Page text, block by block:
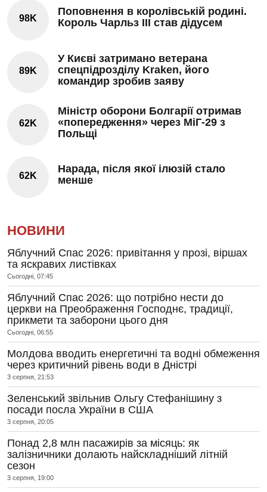
98K
Поповнення в королівській родині.
Король Чарльз III став дідусем
89K
У Києві затримано ветерана
спецпідрозділу Kraken, його
командир зробив заяву
62K
Міністр оборони Болгарії отримав
«попередження» через МіГ-29 з
Польщі
62K
Нарада, після якої ілюзій стало
менше
НОВИНИ
Яблучний Спас 2026: привітання у прозі, віршах
та яскравих листівках
Сьогодні, 07:45
Яблучний Спас 2026: що потрібно нести до
церкви на Преображення Господнє, традиції,
прикмети та заборони цього дня
Сьогодні, 06:55
Молдова вводить енергетичні та водні обмеження
через критичний рівень води в Дністрі
3 серпня, 21:53
Зеленський звільнив Ольгу Стефанішину з
посади посла України в США
3 серпня, 20:05
Понад 2,8 млн пасажирів за місяць: як
залізничники долають найскладніший літній
сезон
3 серпня, 19:00